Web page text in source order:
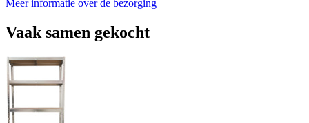
Meer informatie over de bezorging
Vaak samen gekocht